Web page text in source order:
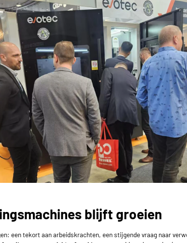
blijft groeien
een tekort aan arbeidskrachten, een stijgende vraag naar